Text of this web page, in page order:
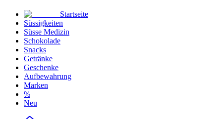
Startseite
Süssigkeiten
Süsse Medizin
Schokolade
Snacks
Getränke
Geschenke
Aufbewahrung
Marken
%
Neu